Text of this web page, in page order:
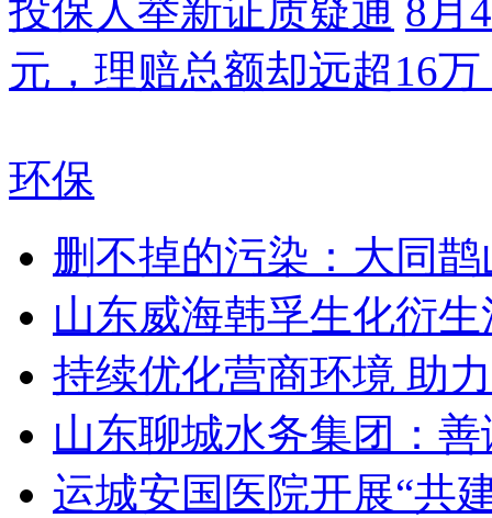
投保人举新证质疑通 8月
元，理赔总额却远超16
环保
删不掉的污染：大同
山东威海韩孚生化衍
持续优化营商环境 助
山东聊城水务集团：
运城安国医院开展“共